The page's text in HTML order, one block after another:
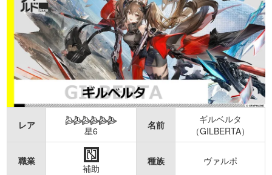
レア 星6 名前
ギルベルタ
（GILBERTA）
職業
補助
種族 ヴァルポ